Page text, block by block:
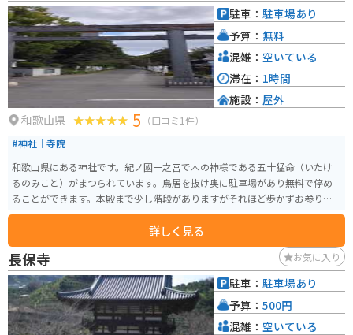
を見ながら食事ができるカフェなどもあります。 道の駅 海南サクアスは、地
元の特産品やグルメを楽しむことができる、観光におすすめのスポットで
す。
和歌山県 5 （口コミ1件）
#神社｜寺院
和歌山県にある神社です。紀ノ國一之宮で木の神様である五十猛命（いたけ
るのみこと）がまつられています。鳥居を抜け奥に駐車場があり無料で停め
ることができます。本殿まで少し階段がありますがそれほど歩かずお参りす
ることができます。木の神様らしく鳥居が木製で歴史を感じることができ神
社の奥には水の神様がまつられた井戸があったりと境内をゆっくり歩くと多
くの発見がある神社です。
詳しく見る
駐車： 駐車場あり
予算： 無料
混雑： 空いている
滞在： 1時間
施設： 屋外
長保寺 お気に入り
駐車： 駐車場あり
予算： 500円
混雑： 空いている